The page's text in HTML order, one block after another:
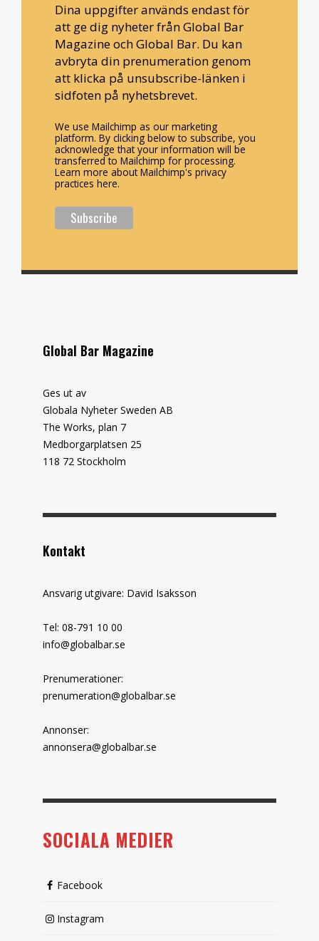
Dina uppgifter används endast för
att ge dig nyheter från Global Bar
Magazine och Global Bar. Du kan
avbryta din prenumeration genom
att klicka på unsubscribe-länken i
sidfoten på nyhetsbrevet.
We use Mailchimp as our marketing
platform. By clicking below to subscribe, you
acknowledge that your information will be
transferred to Mailchimp for processing.
Learn more about Mailchimp's privacy
practices here.
Global Bar Magazine
Ges ut av
Globala Nyheter Sweden AB
The Works, plan 7
Medborgarplatsen 25
118 72 Stockholm
Kontakt
Ansvarig utgivare: David Isaksson
Tel: 08-791 10 00
info@globalbar.se
Prenumerationer:
prenumeration@globalbar.se
Annonser:
annonsera@globalbar.se
SOCIALA MEDIER
Facebook
Instagram